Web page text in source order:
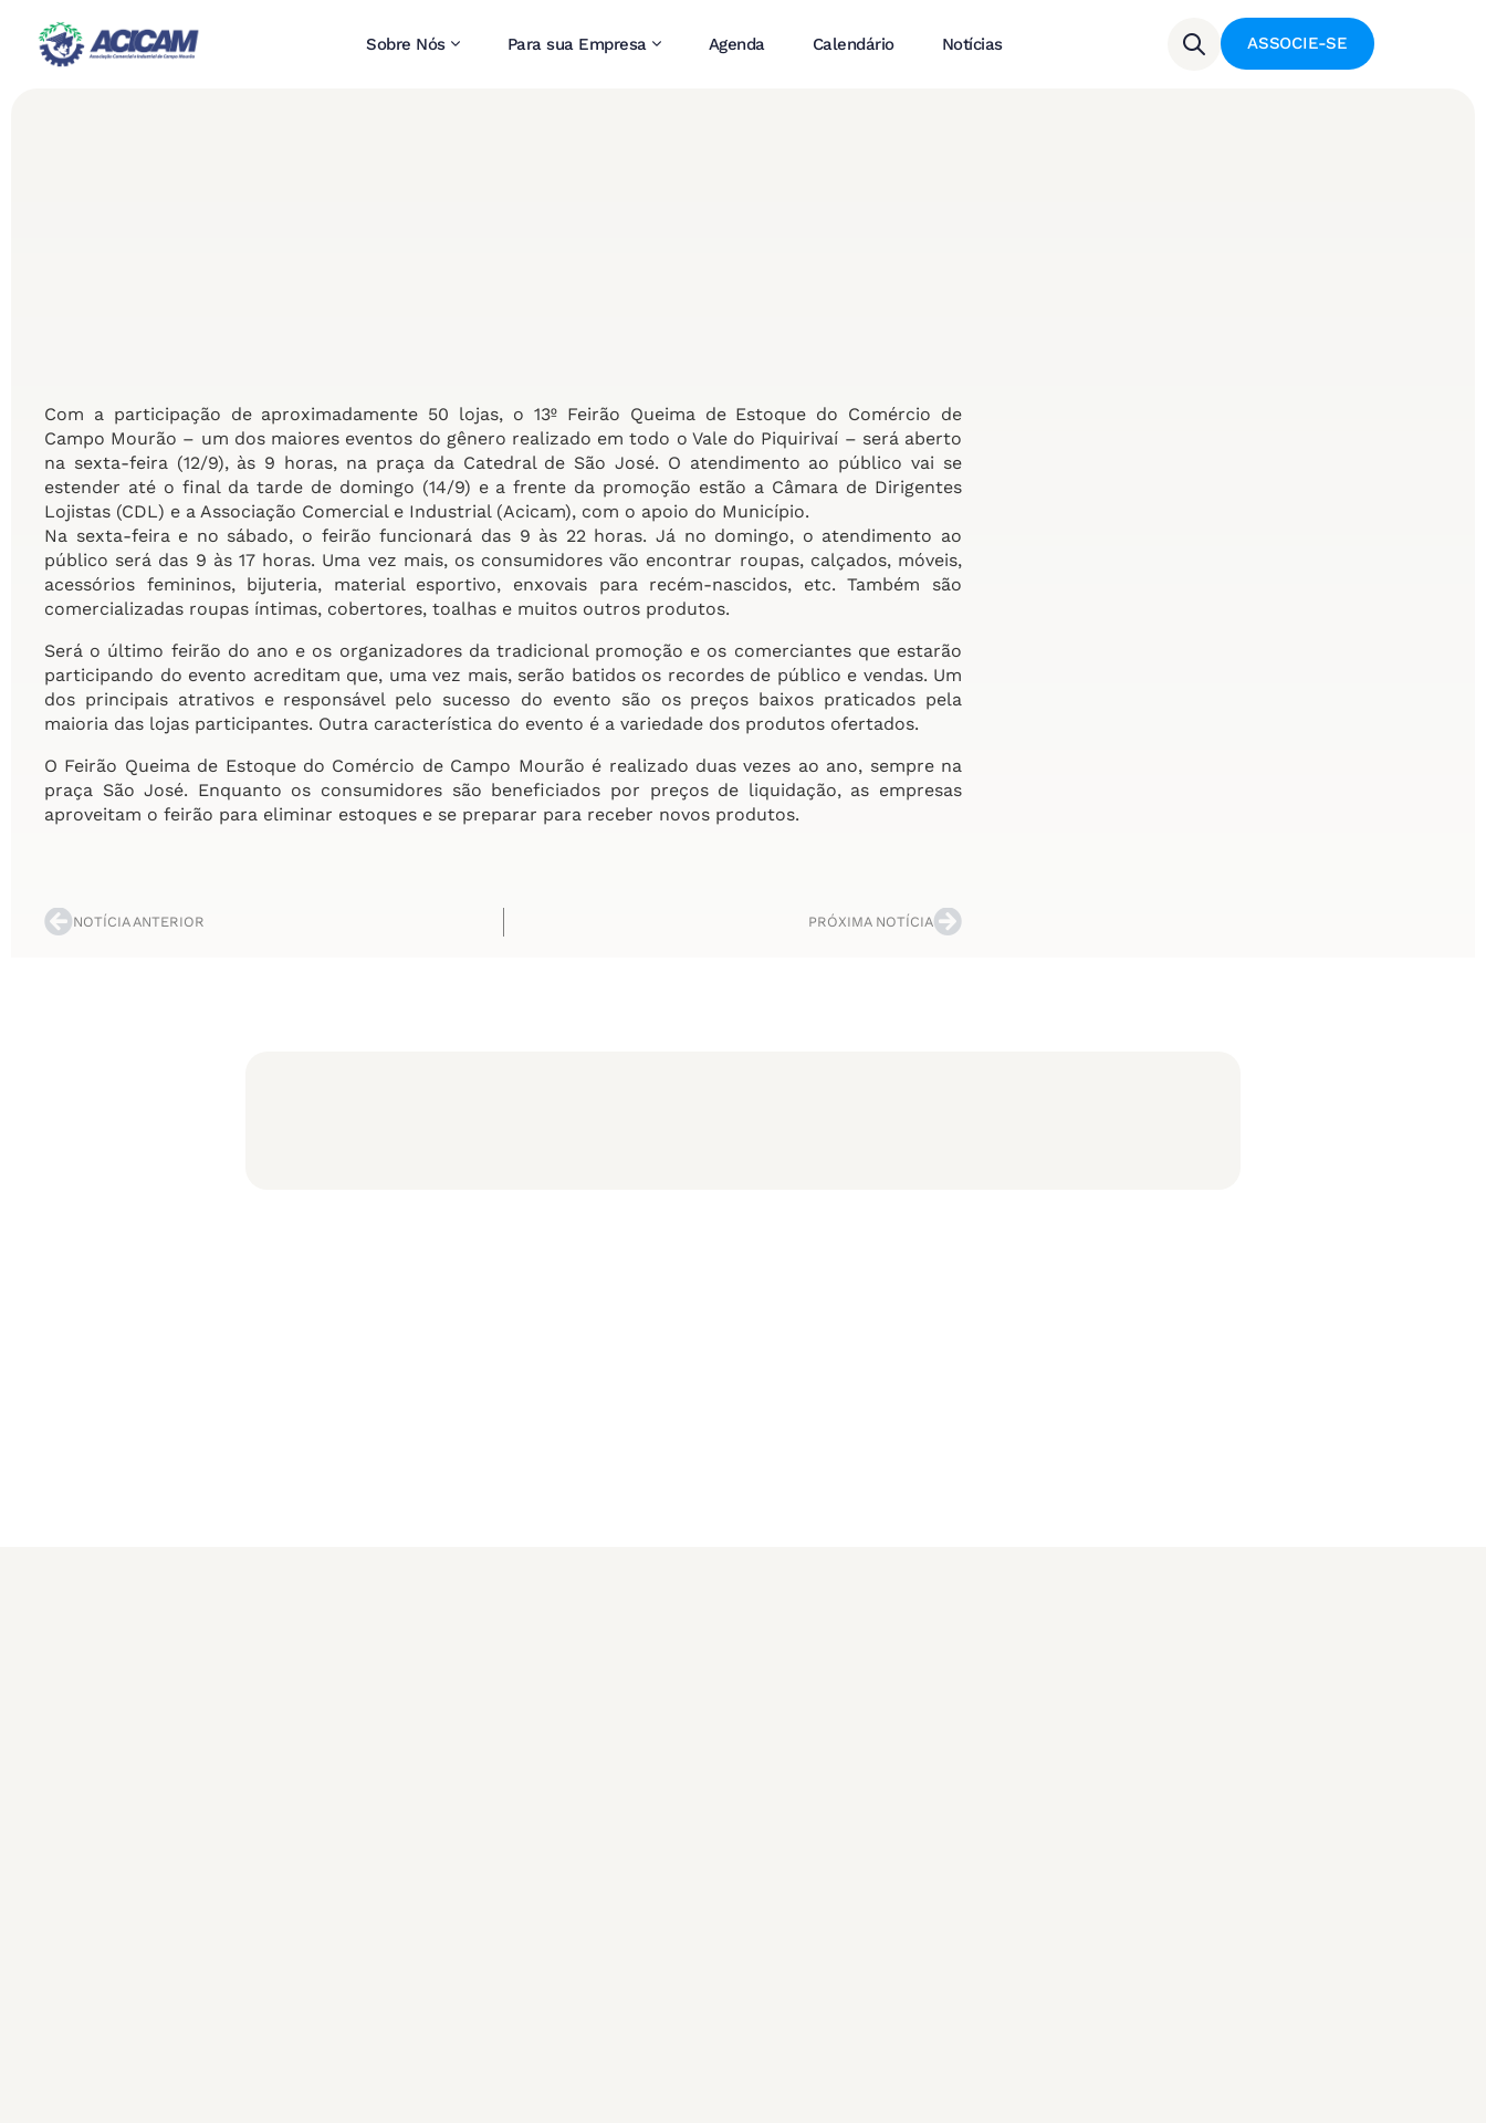
Sobre Nós Para sua Empresa Agenda Calendário Notícias ASSOCIE-SE
Com a participação de aproximadamente 50 lojas, o 13º Feirão Queima de Estoque do Comércio de
Campo Mourão – um dos maiores eventos do gênero realizado em todo o Vale do Piquirivaí – será aberto
na sexta-feira (12/9), às 9 horas, na praça da Catedral de São José. O atendimento ao público vai se
estender até o final da tarde de domingo (14/9) e a frente da promoção estão a Câmara de Dirigentes
Lojistas (CDL) e a Associação Comercial e Industrial (Acicam), com o apoio do Município.
Na sexta-feira e no sábado, o feirão funcionará das 9 às 22 horas. Já no domingo, o atendimento ao
público será das 9 às 17 horas. Uma vez mais, os consumidores vão encontrar roupas, calçados, móveis,
acessórios femininos, bijuteria, material esportivo, enxovais para recém-nascidos, etc. Também são
comercializadas roupas íntimas, cobertores, toalhas e muitos outros produtos.
Será o último feirão do ano e os organizadores da tradicional promoção e os comerciantes que estarão
participando do evento acreditam que, uma vez mais, serão batidos os recordes de público e vendas. Um
dos principais atrativos e responsável pelo sucesso do evento são os preços baixos praticados pela
maioria das lojas participantes. Outra característica do evento é a variedade dos produtos ofertados.
O Feirão Queima de Estoque do Comércio de Campo Mourão é realizado duas vezes ao ano, sempre na
praça São José. Enquanto os consumidores são beneficiados por preços de liquidação, as empresas
aproveitam o feirão para eliminar estoques e se preparar para receber novos produtos.
NOTÍCIA ANTERIOR PRÓXIMA NOTÍCIA